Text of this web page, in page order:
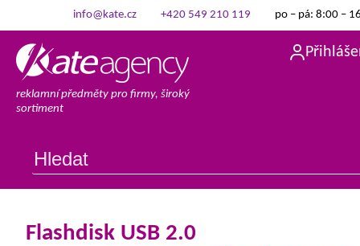
info@kate.cz +420 549 210 119 po – pá: 8:00 –
reklamní předměty pro firmy, široký
sortiment
Flashdisk USB 2.0